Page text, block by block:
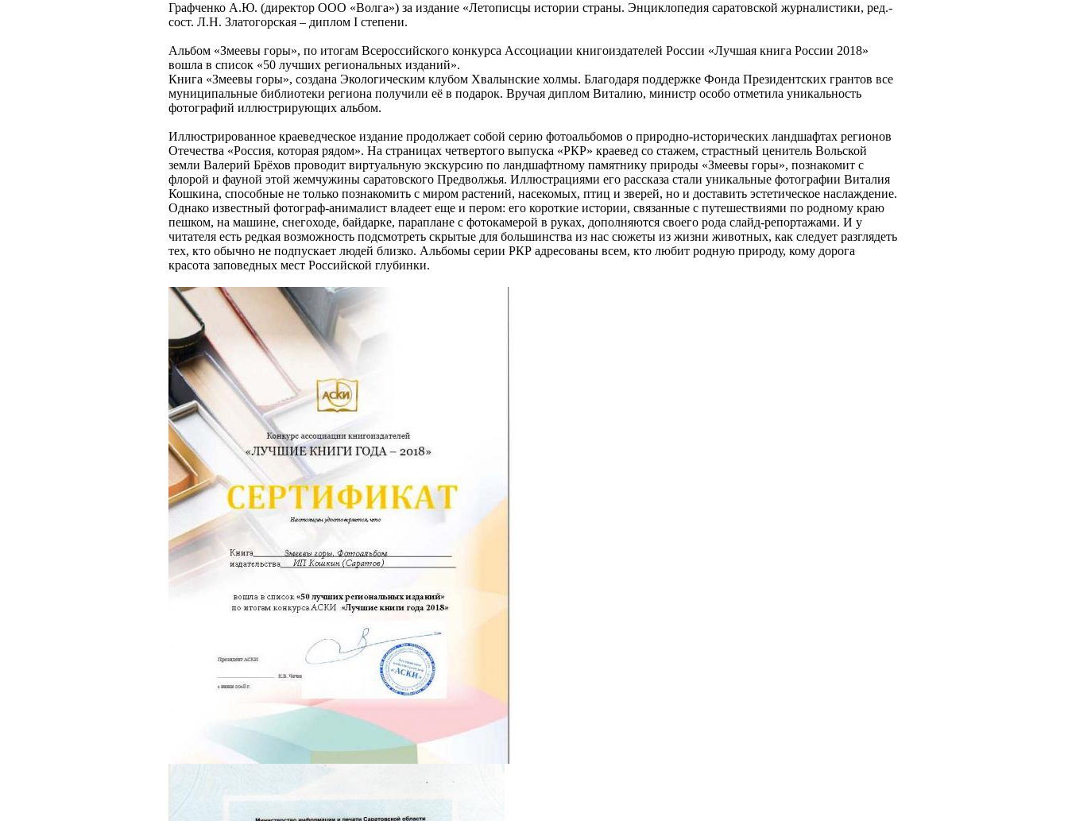
Графченко А.Ю. (директор ООО «Волга») за издание «Летописцы истории страны. Энциклопедия саратовской журналистики, ред.-
сост. Л.Н. Златогорская – диплом I степени.
Альбом «Змеевы горы», по итогам Всероссийского конкурса Ассоциации книгоиздателей России «Лучшая книга России 2018»
вошла в список «50 лучших региональных изданий».
Книга «Змеевы горы», создана Экологическим клубом Хвалынские холмы. Благодаря поддержке Фонда Президентских грантов все
муниципальные библиотеки региона получили её в подарок. Вручая диплом Виталию, министр особо отметила уникальность
фотографий иллюстрирующих альбом.
Иллюстрированное краеведческое издание продолжает собой серию фотоальбомов о природно-исторических ландшафтах регионов
Отечества «Россия, которая рядом». На страницах четвертого выпуска «РКР» краевед со стажем, страстный ценитель Вольской
земли Валерий Брёхов проводит виртуальную экскурсию по ландшафтному памятнику природы «Змеевы горы», познакомит с
флорой и фауной этой жемчужины саратовского Предволжья. Иллюстрациями его рассказа стали уникальные фотографии Виталия
Кошкина, способные не только познакомить с миром растений, насекомых, птиц и зверей, но и доставить эстетическое наслаждение.
Однако известный фотограф-анималист владеет еще и пером: его короткие истории, связанные с путешествиями по родному краю
пешком, на машине, снегоходе, байдарке, параплане с фотокамерой в руках, дополняются своего рода слайд-репортажами. И у
читателя есть редкая возможность подсмотреть скрытые для большинства из нас сюжеты из жизни животных, как следует разглядеть
тех, кто обычно не подпускает людей близко. Альбомы серии РКР адресованы всем, кто любит родную природу, кому дорога
красота заповедных мест Российской глубинки.